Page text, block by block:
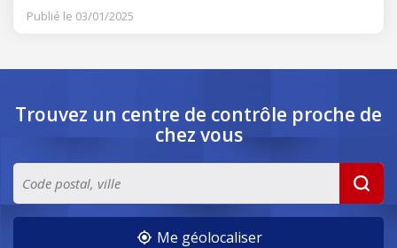
Publié le 03/01/2025
Trouvez un centre de contrôle proche de
chez vous
Me géolocaliser